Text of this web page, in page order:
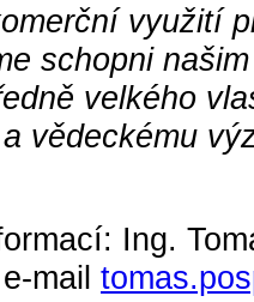
využití
schopni
velkého
vědeckému
Ing.
mail